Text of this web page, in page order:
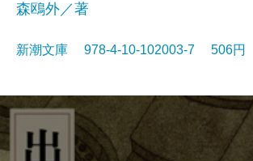
森鴎外／著
新潮文庫 978-4-10-102003-7 506円